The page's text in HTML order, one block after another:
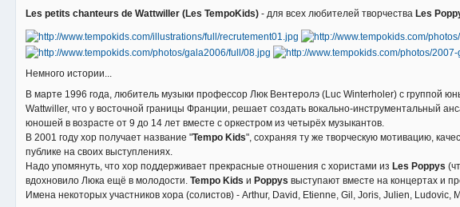
Les petits chanteurs de Wattwiller (Les TempoKids) - для всех любителей творчества Les
Немного истории...
В марте 1996 года, любитель музыки профессор Люк Вентеролэ (Luc Winterholer) с группой
Wattwiller, что у восточной границы Франции, решает создать вокально-инструментальный
юношей в возрасте от 9 до 14 лет вместе с оркестром из четырёх музыкантов.
В 2001 году хор получает название "Tempo Kids", сохраняя ту же творческую мотивацию,
публике на своих выступлениях.
Надо упомянуть, что хор поддерживает прекрасные отношения с хористами из Les Poppys
вдохновило Люка ещё в молодости. Tempo Kids и Poppys выступают вместе на концертах и
Имена некоторых участников хора (солистов) - Arthur, David, Etienne, Gil, Joris, Julien, Ludovic,